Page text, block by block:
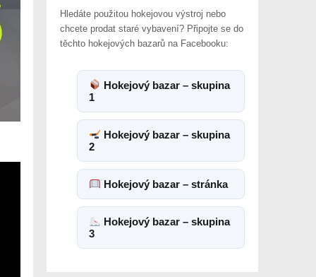
Hledáte použitou hokejovou výstroj nebo
chcete prodat staré vybavení? Připojte se do
těchto hokejových bazarů na Facebooku:
Hokejový bazar – skupina
1
Hokejový bazar – skupina
2
Hokejový bazar – stránka
Hokejový bazar – skupina
3